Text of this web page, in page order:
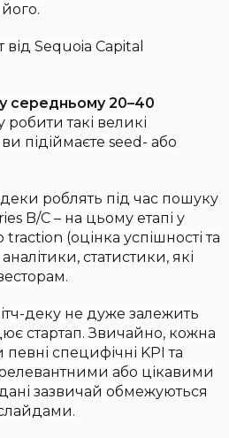
Sequoia Capital
середньому 20–40
такі великі
підіймаєте seed- або
деки роблять під час пошуку
B/C – на цьому етапі у
traction (оцінка успішності та
статистики, які
деку не дуже залежить
стартап. Звичайно, кожна
специфічні KPI та
або цікавими
зазвичай обмежуються